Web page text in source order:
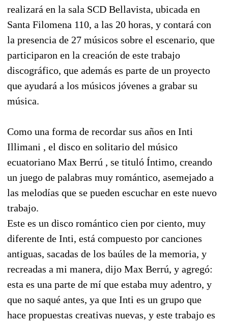
realizará en la sala SCD Bellavista, ubicada en
Santa Filomena 110, a las 20 horas, y contará con
la presencia de 27 músicos sobre el escenario, que
participaron en la creación de este trabajo
discográfico, que además es parte de un proyecto
que ayudará a los músicos jóvenes a grabar su
música.
Como una forma de recordar sus años en Inti
Illimani , el disco en solitario del músico
ecuatoriano Max Berrú , se tituló Íntimo, creando
un juego de palabras muy romántico, asemejado a
las melodías que se pueden escuchar en este nuevo
trabajo.
Este es un disco romántico cien por ciento, muy
diferente de Inti, está compuesto por canciones
antiguas, sacadas de los baúles de la memoria, y
recreadas a mi manera, dijo Max Berrú, y agregó:
esta es una parte de mí que estaba muy adentro, y
que no saqué antes, ya que Inti es un grupo que
hace propuestas creativas nuevas, y este trabajo es